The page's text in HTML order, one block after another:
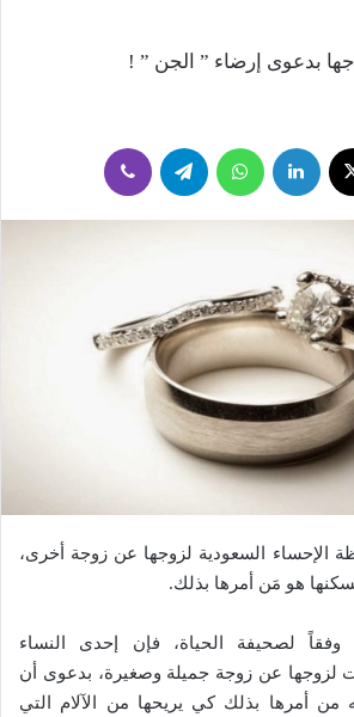
بدعوى إرضاء ” الجن ” !
لينكدإن واتساب تيلقرام
الإحساء السعودية لزوجها عن زوجة أخرى،
هو مَن أمرها بذلك.
وفقاً لصحيفة الحياة، فإن إحدى النساء
لزوجها عن زوجة جميلة وصغيرة، بدعوى أن
من أمرها بذلك كي يريحها من الآلام التي